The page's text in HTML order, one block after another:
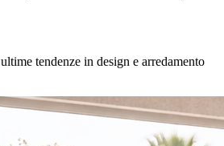
tendenze in design e arredamento